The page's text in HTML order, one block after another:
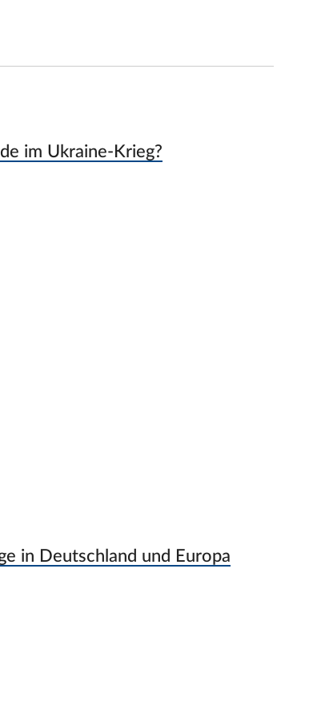
im Ukraine-Krieg?
in Deutschland und Europa